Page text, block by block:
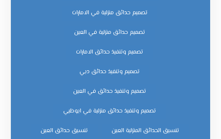
تصميم حدائق منزلية في الامارات
تصميم حدائق منزلية في العين
تصميم وتنفيذ حدائق الامارات
تصميم وتنفيذ حدائق دبي
تصميم وتنفيذ حدائق في العين
تصميم وتنفيذ حدائق منزلية في ابوظبي
تنسيق الحدائق المنزلية العين تنسيق حدائق العين